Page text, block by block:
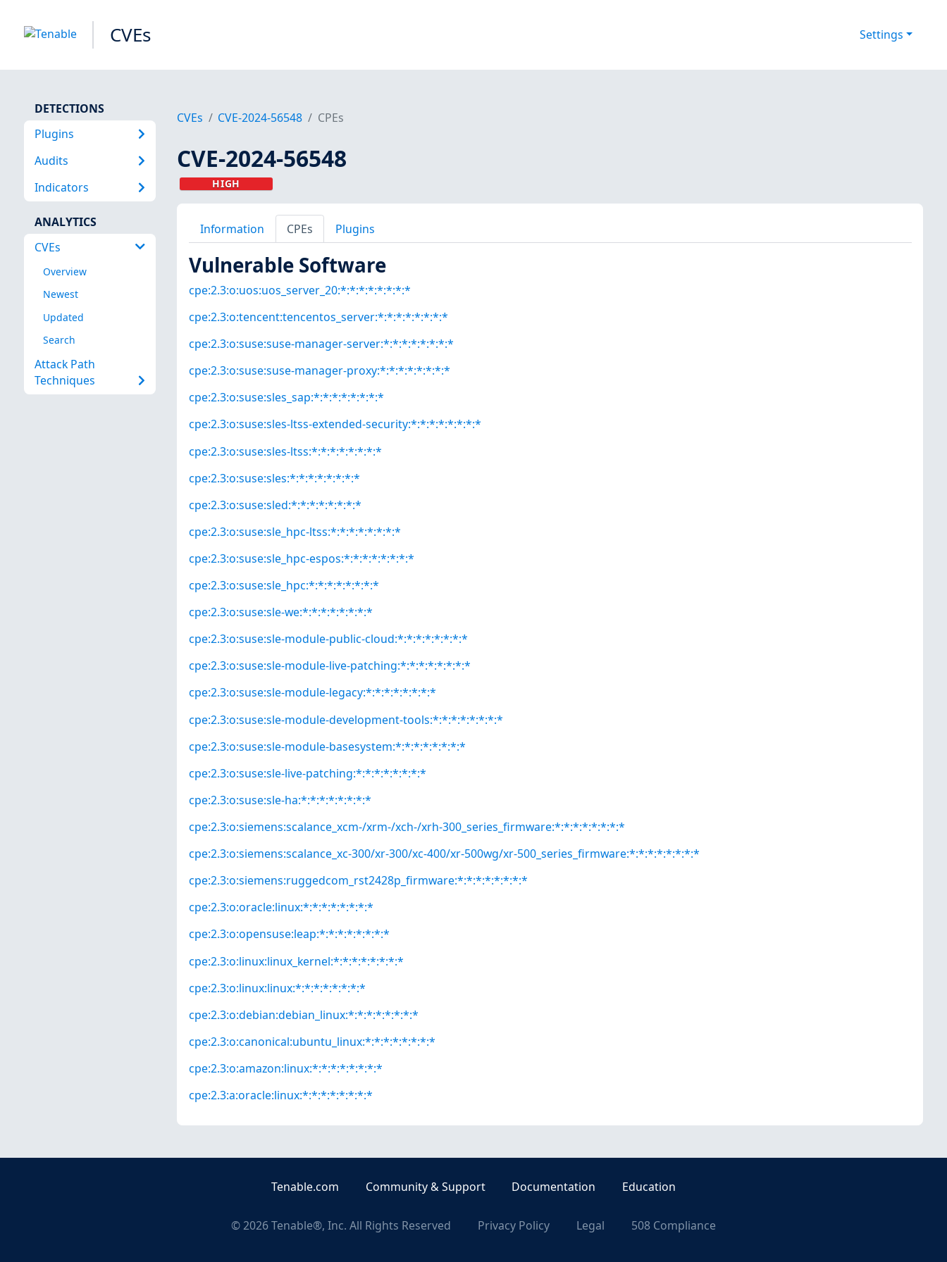
CVEs Settings
DETECTIONS
Plugins
Audits
Indicators
ANALYTICS
CVEs
Overview
Newest
Updated
Search
Attack Path
Techniques
CVEs CVE-2024-56548 CPEs
CVE-2024-56548
HIGH
Information CPEs Plugins
Vulnerable Software
cpe:2.3:o:uos:uos_server_20:*:*:*:*:*:*:*:*
cpe:2.3:o:tencent:tencentos_server:*:*:*:*:*:*:*:*
cpe:2.3:o:suse:suse-manager-server:*:*:*:*:*:*:*:*
cpe:2.3:o:suse:suse-manager-proxy:*:*:*:*:*:*:*:*
cpe:2.3:o:suse:sles_sap:*:*:*:*:*:*:*:*
cpe:2.3:o:suse:sles-ltss-extended-security:*:*:*:*:*:*:*:*
cpe:2.3:o:suse:sles-ltss:*:*:*:*:*:*:*:*
cpe:2.3:o:suse:sles:*:*:*:*:*:*:*:*
cpe:2.3:o:suse:sled:*:*:*:*:*:*:*:*
cpe:2.3:o:suse:sle_hpc-ltss:*:*:*:*:*:*:*:*
cpe:2.3:o:suse:sle_hpc-espos:*:*:*:*:*:*:*:*
cpe:2.3:o:suse:sle_hpc:*:*:*:*:*:*:*:*
cpe:2.3:o:suse:sle-we:*:*:*:*:*:*:*:*
cpe:2.3:o:suse:sle-module-public-cloud:*:*:*:*:*:*:*:*
cpe:2.3:o:suse:sle-module-live-patching:*:*:*:*:*:*:*:*
cpe:2.3:o:suse:sle-module-legacy:*:*:*:*:*:*:*:*
cpe:2.3:o:suse:sle-module-development-tools:*:*:*:*:*:*:*:*
cpe:2.3:o:suse:sle-module-basesystem:*:*:*:*:*:*:*:*
cpe:2.3:o:suse:sle-live-patching:*:*:*:*:*:*:*:*
cpe:2.3:o:suse:sle-ha:*:*:*:*:*:*:*:*
cpe:2.3:o:siemens:scalance_xcm-/xrm-/xch-/xrh-300_series_firmware:*:*:*:*:*:*:*:*
cpe:2.3:o:siemens:scalance_xc-300/xr-300/xc-400/xr-500wg/xr-500_series_firmware:*:*:*:*:*:*:*:*
cpe:2.3:o:siemens:ruggedcom_rst2428p_firmware:*:*:*:*:*:*:*:*
cpe:2.3:o:oracle:linux:*:*:*:*:*:*:*:*
cpe:2.3:o:opensuse:leap:*:*:*:*:*:*:*:*
cpe:2.3:o:linux:linux_kernel:*:*:*:*:*:*:*:*
cpe:2.3:o:linux:linux:*:*:*:*:*:*:*:*
cpe:2.3:o:debian:debian_linux:*:*:*:*:*:*:*:*
cpe:2.3:o:canonical:ubuntu_linux:*:*:*:*:*:*:*:*
cpe:2.3:o:amazon:linux:*:*:*:*:*:*:*:*
cpe:2.3:a:oracle:linux:*:*:*:*:*:*:*:*
Tenable.com Community & Support Documentation Education
©2026Tenable®, Inc. All Rights Reserved Privacy Policy Legal 508 Compliance